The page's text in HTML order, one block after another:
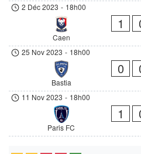
2 Déc 2023 - 18h00
Caen
1
25 Nov 2023 - 18h00
Bastia
0
11 Nov 2023 - 18h00
Paris FC
1